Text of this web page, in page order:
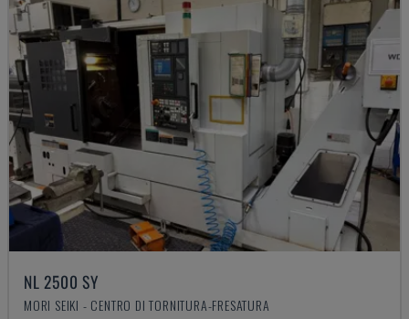
NL 2500 SY
MORI SEIKI - CENTRO DI TORNITURA-FRESATURA